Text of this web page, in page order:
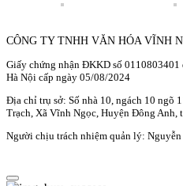
CÔNG TY TNHH VĂN HÓA VĨNH
Giấy chứng nhận ĐKKD số
Hà Nội cấp ngày 05/08/2024
Địa chỉ trụ sở: Số nhà 10, ngách 10 ngõ
Trạch, Xã Vĩnh Ngọc, Huyện Đông Anh,
Người chịu trách nhiệm quản lý: